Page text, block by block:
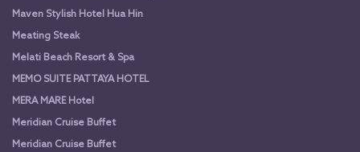
Maven Stylish Hotel Hua Hin
Meating Steak
Melati Beach Resort & Spa
MEMO SUITE PATTAYA HOTEL
MERA MARE Hotel
Meridian Cruise Buffet
Meridian Cruise Buffet